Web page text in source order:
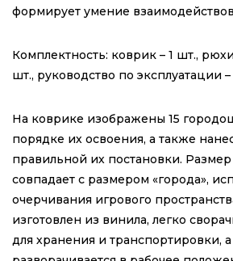
формирует умение
Комплектность: коврик – 1 шт.,
шт., руководство по эксплуатации –
На коврике изображены 15
порядке их освоения, а также
правильной их постановки.
совпадает с размером «города»,
очерчивания игрового
изготовлен из винила, легко
для хранения и транспортировки,